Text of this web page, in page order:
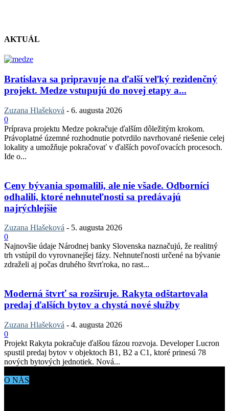
AKTUÁL
Bratislava sa pripravuje na ďalší veľký rezidenčný
projekt. Medze vstupujú do novej etapy a...
Zuzana Hlašeková - 6. augusta 2026
0
Príprava projektu Medze pokračuje ďalším dôležitým krokom.
Právoplatné územné rozhodnutie potvrdilo navrhované riešenie celej
lokality a umožňuje pokračovať v ďalších povoľovacích procesoch.
Ide o...
Ceny bývania spomalili, ale nie všade. Odborníci
odhalili, ktoré nehnuteľnosti sa predávajú
najrýchlejšie
Zuzana Hlašeková - 5. augusta 2026
0
Najnovšie údaje Národnej banky Slovenska naznačujú, že realitný
trh vstúpil do vyrovnanejšej fázy. Nehnuteľnosti určené na bývanie
zdraželi aj počas druhého štvrťroka, no rast...
Moderná štvrť sa rozširuje. Rakyta odštartovala
predaj ďalších bytov a chystá nové služby
Zuzana Hlašeková - 4. augusta 2026
0
Projekt Rakyta pokračuje ďalšou fázou rozvoja. Developer Lucron
spustil predaj bytov v objektoch B1, B2 a C1, ktoré prinesú 78
nových bytových jednotiek. Nová...
O NÁS